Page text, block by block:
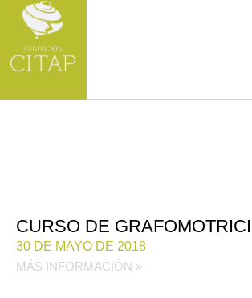
CURSO DE
30 DE MAYO DE 2018
MÁS INFORMACIÓN »